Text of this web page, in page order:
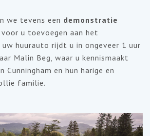
we tevens een demonstratie
voor u toevoegen aan het
uw huurauto rijdt u in ongeveer 1 uur
Malin Beg, waar u kennismaakt
Cunningham en hun harige en
familie.